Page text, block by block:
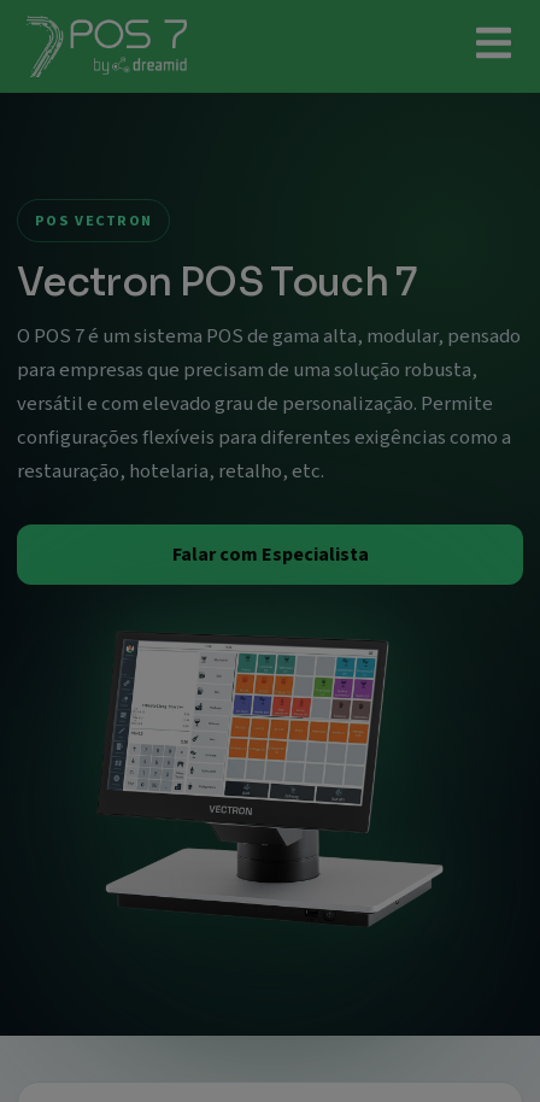
POS VECTRON
Vectron POS Touch 7
O POS 7 é um sistema POS de gama alta, modular, pensado
para empresas que precisam de uma solução robusta,
versátil e com elevado grau de personalização. Permite
configurações flexíveis para diferentes exigências como a
restauração, hotelaria, retalho, etc.
Falar com Especialista